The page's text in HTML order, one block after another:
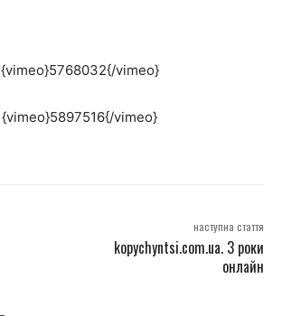
{vimeo}5768032{/vimeo}
{vimeo}5897516{/vimeo}
наступна стаття
kopychyntsi.com.ua. 3 роки
онлайн